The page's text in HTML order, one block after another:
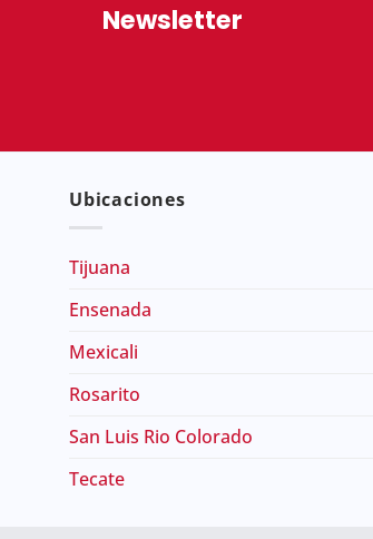
Newsletter
Ubicaciones
Tijuana
Ensenada
Mexicali
Rosarito
San Luis Rio Colorado
Tecate